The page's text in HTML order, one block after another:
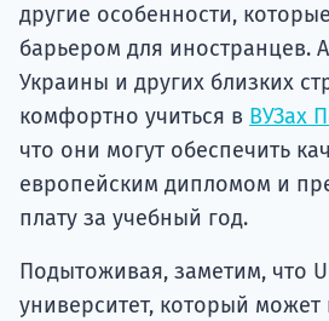
другие особенности,
барьером для иностранцев.
Украины и других близких
комфортно учиться в ВУЗах
что они могут обеспечить
европейским дипломом и
плату за учебный год.
Подытоживая, заметим, что
университет, который может